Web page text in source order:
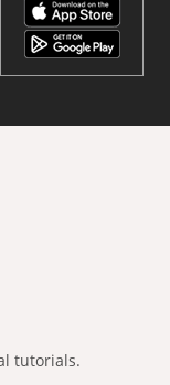
tutorials.